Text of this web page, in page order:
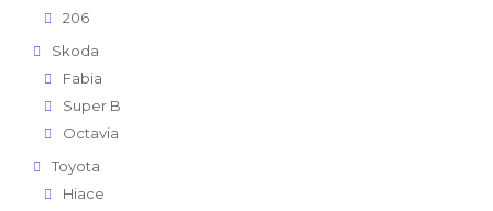
206
Skoda
Fabia
Super B
Octavia
Toyota
Hiace